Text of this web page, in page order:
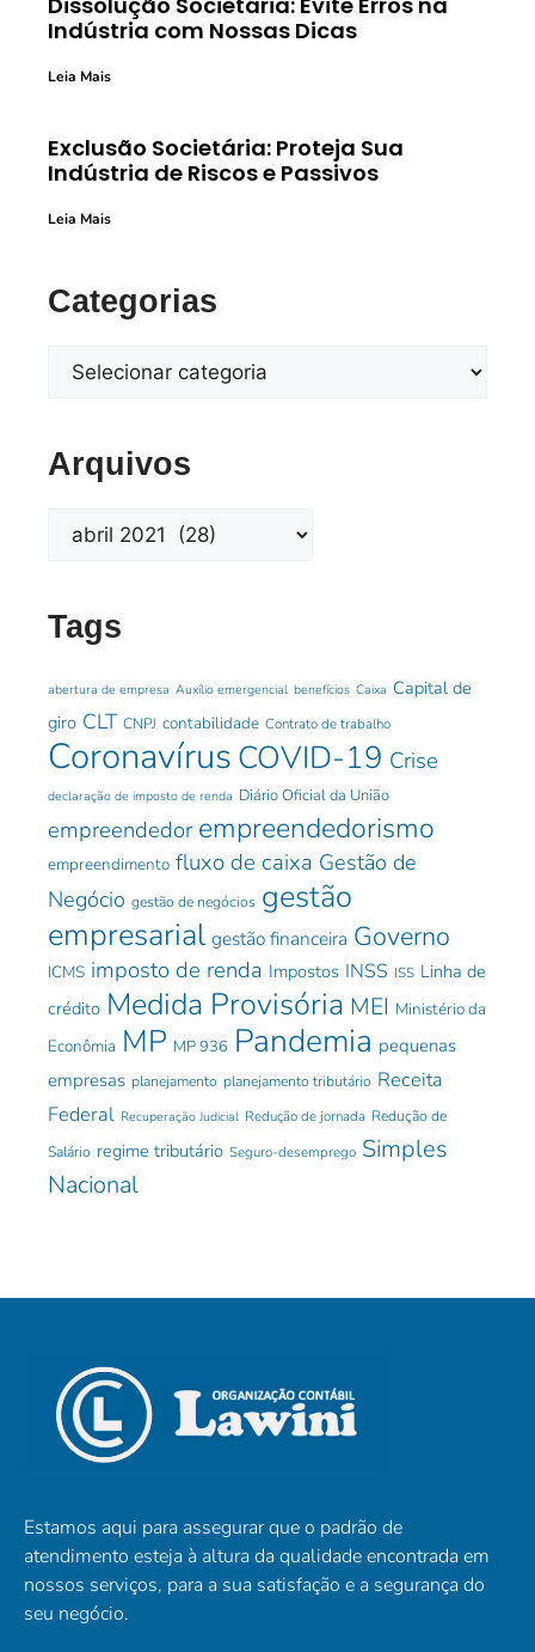
Indústria com Nossas Dicas
Leia Mais
Exclusão Societária: Proteja Sua
Indústria de Riscos e Passivos
Leia Mais
Categorias
Arquivos
Tags
abertura de empresa Auxílio emergencial benefícios Caixa Capital de
giro CLT CNPJ contabilidade Contrato de trabalho
Coronavírus COVID-19 Crise
declaração de imposto de renda Diário Oficial da União
empreendedor empreendedorismo
empreendimento fluxo de caixa Gestão de
Negócio gestão de negócios gestão
empresarial gestão financeira Governo
ICMS imposto de renda Impostos INSS ISS Linha de
crédito Medida Provisória MEI Ministério da
Econômia MP MP 936 Pandemia pequenas
empresas planejamento planejamento tributário Receita
Federal Recuperação Judicial Redução de jornada Redução de
Salário regime tributário Seguro-desemprego Simples
Nacional
Estamos aqui para assegurar que o padrão de
atendimento esteja à altura da qualidade encontrada em
nossos serviços, para a sua satisfação e a segurança do
seu negócio.